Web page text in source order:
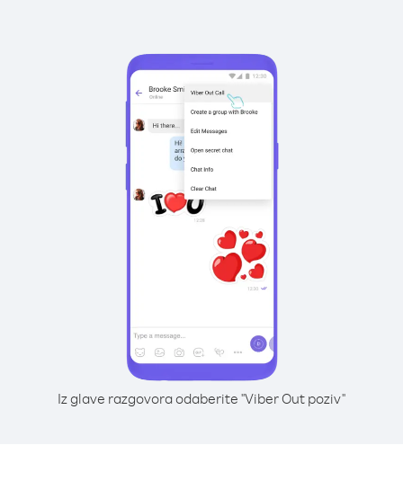
Iz glave razgovora odaberite "Viber Out poziv"